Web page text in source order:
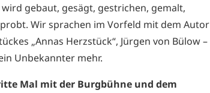
gebaut, gesägt, gestrichen, gemalt,
Wir sprachen im Vorfeld mit dem Autor
„Annas Herzstück“, Jürgen von Bülow –
Unbekannter mehr.
Mal mit der Burgbühne und dem